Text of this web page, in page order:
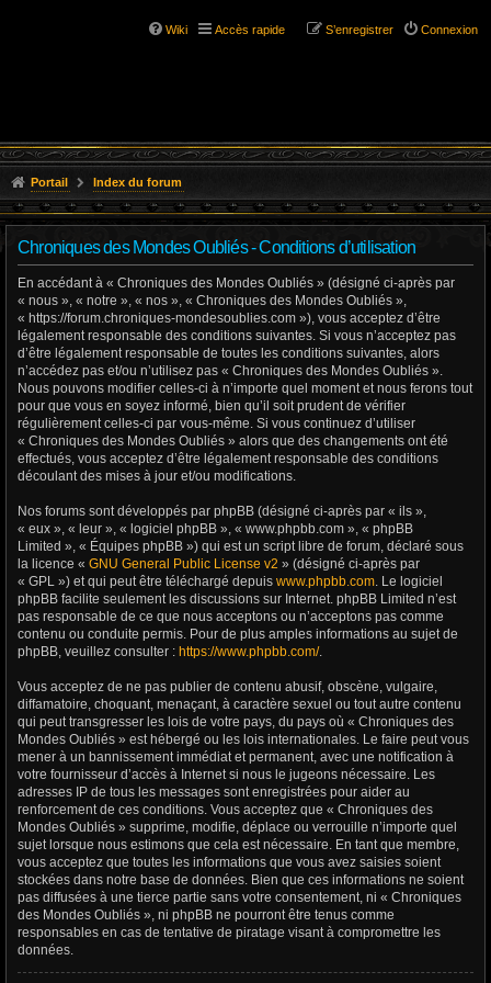
Wiki Accès rapide Connexion
S’enregistrer
Portail Index du forum
Chroniques des Mondes Oubliés - Conditions d’utilisation
En accédant à « Chroniques des Mondes Oubliés » (désigné ci-après par
« nous », « notre », « nos », « Chroniques des Mondes Oubliés »,
« https://forum.chroniques-mondesoublies.com »), vous acceptez d’être
légalement responsable des conditions suivantes. Si vous n’acceptez pas
d’être légalement responsable de toutes les conditions suivantes, alors
n’accédez pas et/ou n’utilisez pas « Chroniques des Mondes Oubliés ».
Nous pouvons modifier celles-ci à n’importe quel moment et nous ferons tout
pour que vous en soyez informé, bien qu’il soit prudent de vérifier
régulièrement celles-ci par vous-même. Si vous continuez d’utiliser
« Chroniques des Mondes Oubliés » alors que des changements ont été
effectués, vous acceptez d’être légalement responsable des conditions
découlant des mises à jour et/ou modifications.
Nos forums sont développés par phpBB (désigné ci-après par « ils »,
« eux », « leur », « logiciel phpBB », « www.phpbb.com », « phpBB
Limited », « Équipes phpBB ») qui est un script libre de forum, déclaré sous
la licence « GNU General Public License v2 » (désigné ci-après par
« GPL ») et qui peut être téléchargé depuis www.phpbb.com. Le logiciel
phpBB facilite seulement les discussions sur Internet. phpBB Limited n’est
pas responsable de ce que nous acceptons ou n’acceptons pas comme
contenu ou conduite permis. Pour de plus amples informations au sujet de
phpBB, veuillez consulter : https://www.phpbb.com/.
Vous acceptez de ne pas publier de contenu abusif, obscène, vulgaire,
diffamatoire, choquant, menaçant, à caractère sexuel ou tout autre contenu
qui peut transgresser les lois de votre pays, du pays où « Chroniques des
Mondes Oubliés » est hébergé ou les lois internationales. Le faire peut vous
mener à un bannissement immédiat et permanent, avec une notification à
votre fournisseur d’accès à Internet si nous le jugeons nécessaire. Les
adresses IP de tous les messages sont enregistrées pour aider au
renforcement de ces conditions. Vous acceptez que « Chroniques des
Mondes Oubliés » supprime, modifie, déplace ou verrouille n’importe quel
sujet lorsque nous estimons que cela est nécessaire. En tant que membre,
vous acceptez que toutes les informations que vous avez saisies soient
stockées dans notre base de données. Bien que ces informations ne soient
pas diffusées à une tierce partie sans votre consentement, ni « Chroniques
des Mondes Oubliés », ni phpBB ne pourront être tenus comme
responsables en cas de tentative de piratage visant à compromettre les
données.